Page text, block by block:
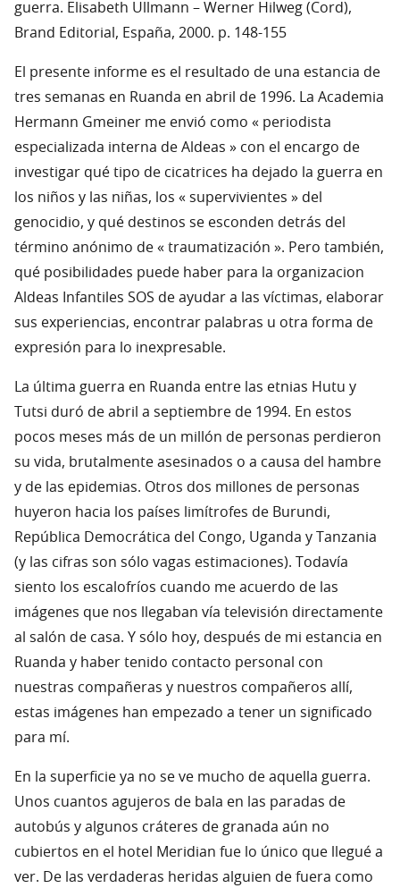
guerra. Elisabeth Ullmann – Werner Hilweg (Cord),
Brand Editorial, España, 2000. p. 148-155
El presente informe es el resultado de una estancia de
tres semanas en Ruanda en abril de 1996. La Academia
Hermann Gmeiner me envió como « periodista
especializada interna de Aldeas » con el encargo de
investigar qué tipo de cicatrices ha dejado la guerra en
los niños y las niñas, los « supervivientes » del
genocidio, y qué destinos se esconden detrás del
término anónimo de « traumatización ». Pero también,
qué posibilidades puede haber para la organizacion
Aldeas Infantiles SOS de ayudar a las víctimas, elaborar
sus experiencias, encontrar palabras u otra forma de
expresión para lo inexpresable.
La última guerra en Ruanda entre las etnias Hutu y
Tutsi duró de abril a septiembre de 1994. En estos
pocos meses más de un millón de personas perdieron
su vida, brutalmente asesinados o a causa del hambre
y de las epidemias. Otros dos millones de personas
huyeron hacia los países limítrofes de Burundi,
República Democrática del Congo, Uganda y Tanzania
(y las cifras son sólo vagas estimaciones). Todavía
siento los escalofríos cuando me acuerdo de las
imágenes que nos llegaban vía televisión directamente
al salón de casa. Y sólo hoy, después de mi estancia en
Ruanda y haber tenido contacto personal con
nuestras compañeras y nuestros compañeros allí,
estas imágenes han empezado a tener un significado
para mí.
En la superficie ya no se ve mucho de aquella guerra.
Unos cuantos agujeros de bala en las paradas de
autobús y algunos cráteres de granada aún no
cubiertos en el hotel Meridian fue lo único que llegué a
ver. De las verdaderas heridas alguien de fuera como